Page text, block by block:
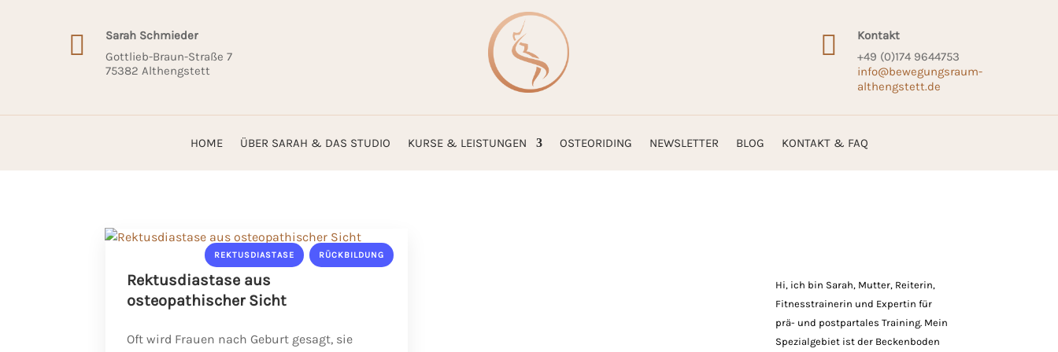

Sarah Schmieder
Gottlieb-Braun-Straße 7
75382 Althengstett

Kontakt
+49 (0)174 9644753
info@bewegungsraum-
althengstett.de
HOME ÜBER SARAH & DAS STUDIO KURSE & LEISTUNGEN OSTEORIDING NEWSLETTER BLOG KONTAKT & FAQ
REKTUSDIASTASE , RÜCKBILDUNG
Rektusdiastase aus
osteopathischer Sicht
Oft wird Frauen nach Geburt gesagt, sie
Hi, ich bin Sarah, Mutter, Reiterin,
Fitnesstrainerin und Expertin für
prä- und postpartales Training. Mein
Spezialgebiet ist der Beckenboden